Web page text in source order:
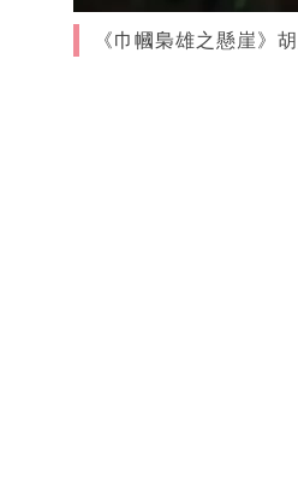
《巾幗梟雄之懸崖》